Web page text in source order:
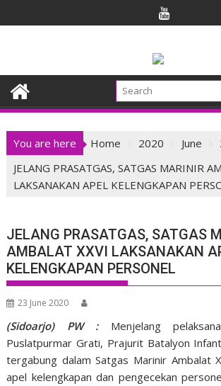
to
You are here Home 2020 June
JELANG PRASATGAS, SATGAS MARINIR
LAKSANAKAN APEL KELENGKAPAN
JELANG PRASATGAS, SATGAS
AMBALAT XXVI LAKSANAKAN
KELENGKAPAN PERSONEL
23 June 2020
(Sidoarjo) PW :Menjelang
Puslatpurmar Grati, Prajurit Batalyon
tergabung dalam Satgas Marinir Ambalat
apel kelengkapan dan pengecekan